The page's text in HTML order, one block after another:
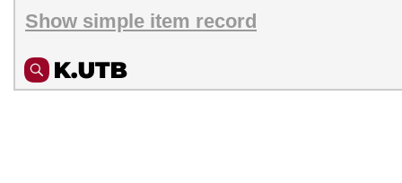
Show simple item record